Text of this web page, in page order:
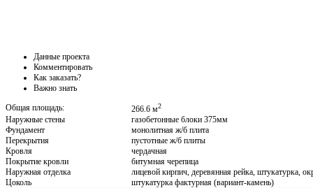
Данные проекта
Комментировать
Как заказать?
Важно знать
Общая площадь:
266.6 м2
Наружные стены
газобетонные блоки 375мм
Фундамент
монолитная ж/б плита
Перекрытия
пустотные ж/б плиты
Кровля
чердачная
Покрытие кровли
битумная черепица
Наружная отделка
лицевой кирпич, деревянная рейка, штукатурка,
Цоколь
штукатурка фактурная (вариант-камень)